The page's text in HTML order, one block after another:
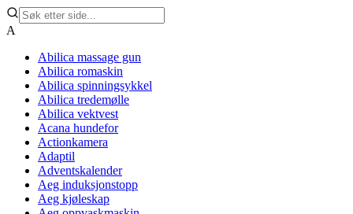
A
Abilica massage gun
Abilica romaskin
Abilica spinningsykkel
Abilica tredemølle
Abilica vektvest
Acana hundefor
Actionkamera
Adaptil
Adventskalender
Aeg induksjonstopp
Aeg kjøleskap